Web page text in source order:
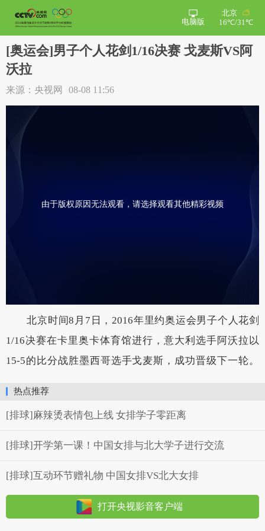
北京
16℃/31℃
电脑版
[奥运会]男子个人花剑1/16决赛 戈麦斯VS阿
沃拉
来源：央视网 08-08 11:56
由于版权原因无法观看，请选择观看其他精彩视频
北京时间8月7日，2016年里约奥运会男子个人花剑
1/16决赛在卡里奥卡体育馆进行，意大利选手阿沃拉以
15-5的比分战胜墨西哥选手戈麦斯，成功晋级下一轮。
热点推荐
[排球]麻辣烫表情包上线 女排学子零距离
[排球]开学第一课！中国女排与北大学子进行交流
[排球]互动环节赠礼物 中国女排VS北大女排
打开央视影音客户端